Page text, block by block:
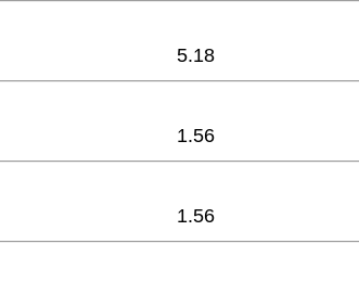
5.18
1.56
1.56